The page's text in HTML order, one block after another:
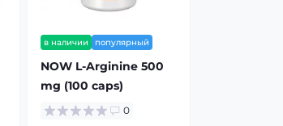
в наличии популярный
NOW L-Arginine 500
mg (100 caps)
0